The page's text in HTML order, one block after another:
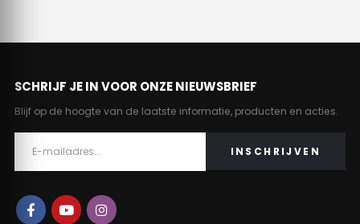
SCHRIJF JE IN VOOR ONZE NIEUWSBRIEF
Blijf op de hoogte van de laatste informatie, producten en acties.